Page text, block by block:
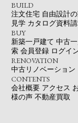
BUILD
注文住宅 自由設計
見学 カタログ資料
BUY
新築一戸建て 中古
索 会員登録 ログイ
RENOVATION
中古リノベーション
CONTENTS
会社概要 アクセス
様の声 不動産買取